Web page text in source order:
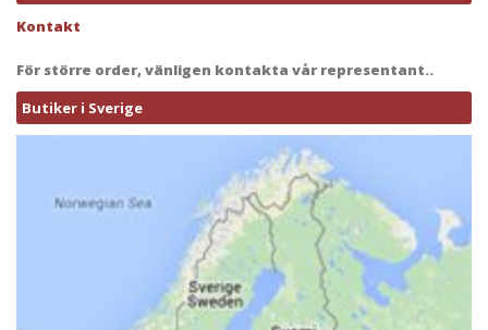
Kontakt
För större order, vänligen kontakta vår representant..
Butiker i Sverige